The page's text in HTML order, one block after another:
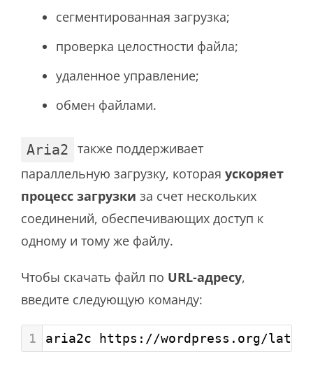
сегментированная загрузка;
проверка целостности файла;
удаленное управление;
обмен файлами.
Aria2 также поддерживает
параллельную загрузку, которая ускоряет
процесс загрузки за счет нескольких
соединений, обеспечивающих доступ к
одному и тому же файлу.
Чтобы скачать файл по URL-адресу,
введите следующую команду:
1 aria2c https://wordpress.org/